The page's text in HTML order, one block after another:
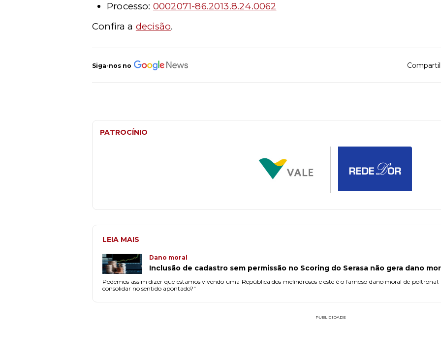
Processo: 0002071-86.2013.8.24.0062
Confira a decisão.
Siga-nos no
PATROCÍNIO
LEIA MAIS
Dano moral
Inclusão de cadastro sem permissão no Scoring do Serasa não gera dano
Podemos assim dizer que estamos vivendo uma República dos melindrosos e este é o famoso dano moral de
consolidar no sentido apontado?"
PUBLICIDADE